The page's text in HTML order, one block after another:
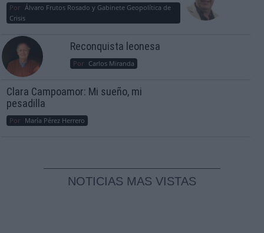
Por Álvaro Frutos Rosado y Gabinete Geopolítica de
Crisis
Reconquista leonesa
Por Carlos Miranda
Clara Campoamor: Mi sueño, mi
pesadilla
Por María Pérez Herrero
NOTICIAS MAS VISTAS